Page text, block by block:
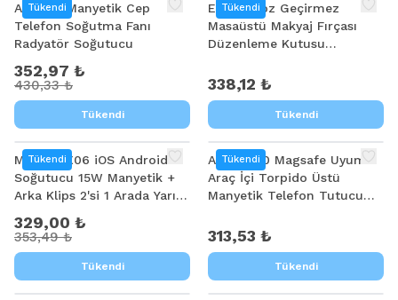
Tükendi
ALLY S6 Manyetik Cep
Telefon Soğutma Fanı
Radyatör Soğutucu
352,97 ₺
430,33 ₺
Tükendi
Tükendi
EZERE Toz Geçirmez
Masaüstü Makyaj Fırçası
Düzenleme Kutusu
338,12 ₺
Tükendi
Tükendi
MEMO CX06 iOS Android
Soğutucu 15W Manyetik +
Arka Klips 2'si 1 Arada Yarı
Radyatörü
329,00 ₺
353,49 ₺
Tükendi
Tükendi
ALLY SJ20 Magsafe Uyumlu
Araç İçi Torpido Üstü
Manyetik Telefon Tutucu
313,53 ₺
Tükendi